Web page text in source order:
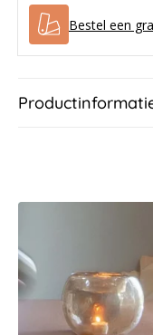
Bestel een